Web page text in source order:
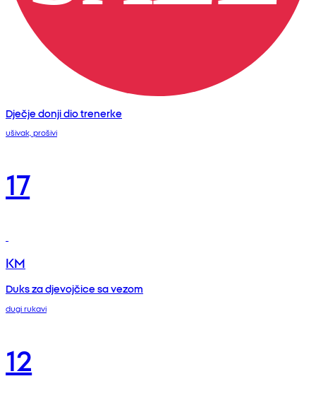
Dječje donji dio trenerke
ušivak, prošivi
17
KM
Duks za djevojčice sa vezom
dugi rukavi
12